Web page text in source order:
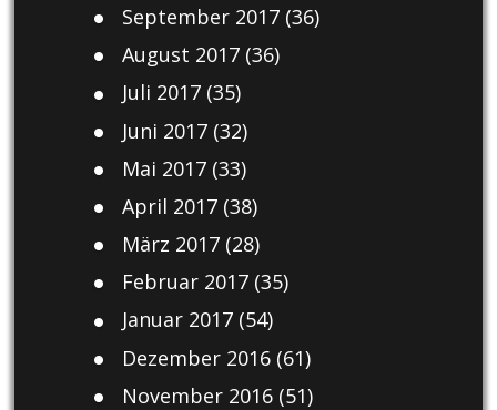
September 2017(36)
August 2017(36)
Juli 2017(35)
Juni 2017(32)
Mai 2017(33)
April 2017(38)
März 2017(28)
Februar 2017(35)
Januar 2017(54)
Dezember 2016(61)
November 2016(51)